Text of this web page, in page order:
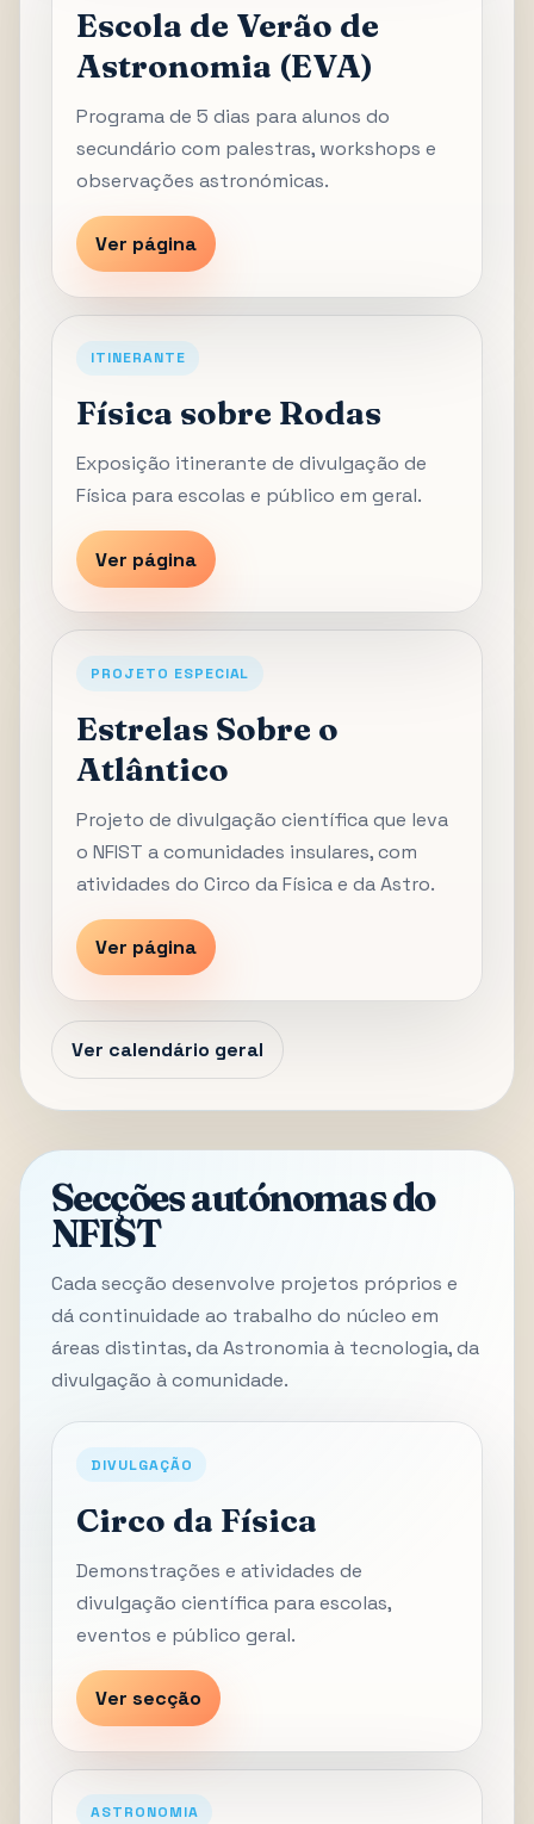
Escola de Verão de
Astronomia (EVA)
Programa de 5 dias para alunos do
secundário com palestras, workshops e
observações astronómicas.
Ver página
ITINERANTE
Física sobre Rodas
Exposição itinerante de divulgação de
Física para escolas e público em geral.
Ver página
PROJETO ESPECIAL
Estrelas Sobre o
Atlântico
Projeto de divulgação científica que leva
o NFIST a comunidades insulares, com
atividades do Circo da Física e da Astro.
Ver página
Ver calendário geral
Secções autónomas do
NFIST
Cada secção desenvolve projetos próprios e
dá continuidade ao trabalho do núcleo em
áreas distintas, da Astronomia à tecnologia, da
divulgação à comunidade.
DIVULGAÇÃO
Circo da Física
Demonstrações e atividades de
divulgação científica para escolas,
eventos e público geral.
Ver secção
ASTRONOMIA